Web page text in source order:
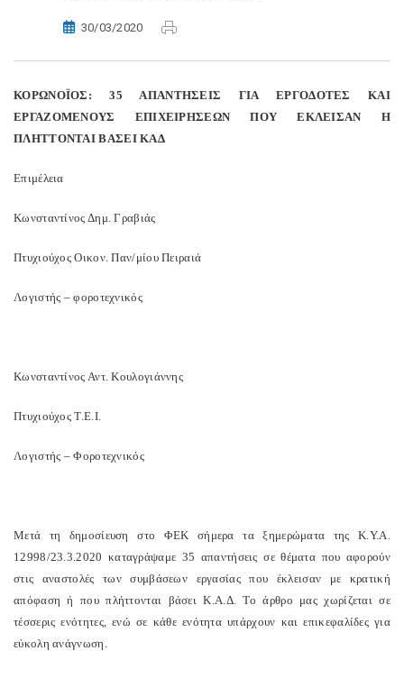
30/03/2020
ΚΟΡΩΝΟΪΟΣ: 35 ΑΠΑΝΤΗΣΕΙΣ ΓΙΑ ΕΡΓΟΔΟΤΕΣ ΚΑΙ
ΕΡΓΑΖΟΜΕΝΟΥΣ ΕΠΙΧΕΙΡΗΣΕΩΝ ΠΟΥ ΕΚΛΕΙΣΑΝ Η
ΠΛΗΤΤΟΝΤΑΙ ΒΑΣΕΙ ΚΑΔ
Επιμέλεια
Κωνσταντίνος Δημ. Γραβιάς
Πτυχιούχος Οικον. Παν/μίου Πειραιά
Λογιστής – φοροτεχνικός
Κωνσταντίνος Αντ. Κουλογιάννης
Πτυχιούχος Τ.Ε.Ι.
Λογιστής – Φοροτεχνικός
Μετά τη δημοσίευση στο ΦΕΚ σήμερα τα ξημερώματα της Κ.Υ.Α.
12998/23.3.2020 καταγράψαμε 35 απαντήσεις σε θέματα που αφορούν
στις αναστολές των συμβάσεων εργασίας που έκλεισαν με κρατική
απόφαση ή που πλήττονται βάσει Κ.Α.Δ. Το άρθρο μας χωρίζεται σε
τέσσερις ενότητες, ενώ σε κάθε ενότητα υπάρχουν και επικεφαλίδες για
εύκολη ανάγνωση.